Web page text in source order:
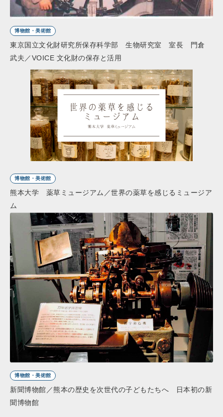
博物館・美術館
東京国立文化財研究所保存科学部 生物研究室 室長 門倉
武夫／VOICE 文化財の保存と活用
博物館・美術館
熊本大学 薬草ミュージアム／世界の薬草を感じるミュージア
ム
博物館・美術館
新聞博物館／熊本の歴史を次世代の子どもたちへ 日本初の新
聞博物館